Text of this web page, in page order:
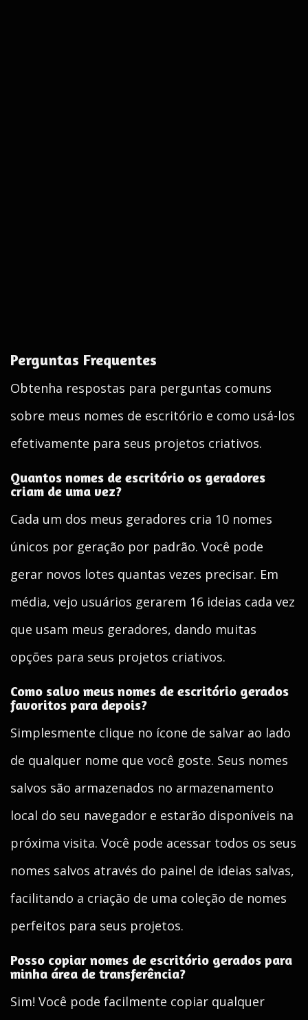
Perguntas Frequentes
Obtenha respostas para perguntas comuns
sobre meus nomes de escritório e como usá-los
efetivamente para seus projetos criativos.
Quantos nomes de escritório os geradores
criam de uma vez?
Cada um dos meus geradores cria 10 nomes
únicos por geração por padrão. Você pode
gerar novos lotes quantas vezes precisar. Em
média, vejo usuários gerarem 16 ideias cada vez
que usam meus geradores, dando muitas
opções para seus projetos criativos.
Como salvo meus nomes de escritório gerados
favoritos para depois?
Simplesmente clique no ícone de salvar ao lado
de qualquer nome que você goste. Seus nomes
salvos são armazenados no armazenamento
local do seu navegador e estarão disponíveis na
próxima visita. Você pode acessar todos os seus
nomes salvos através do painel de ideias salvas,
facilitando a criação de uma coleção de nomes
perfeitos para seus projetos.
Posso copiar nomes de escritório gerados para
minha área de transferência?
Sim! Você pode facilmente copiar qualquer